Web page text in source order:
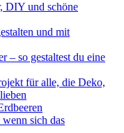
DIY und schöne
und mit
– so gestaltest du eine
für alle, die Deko,
sich das